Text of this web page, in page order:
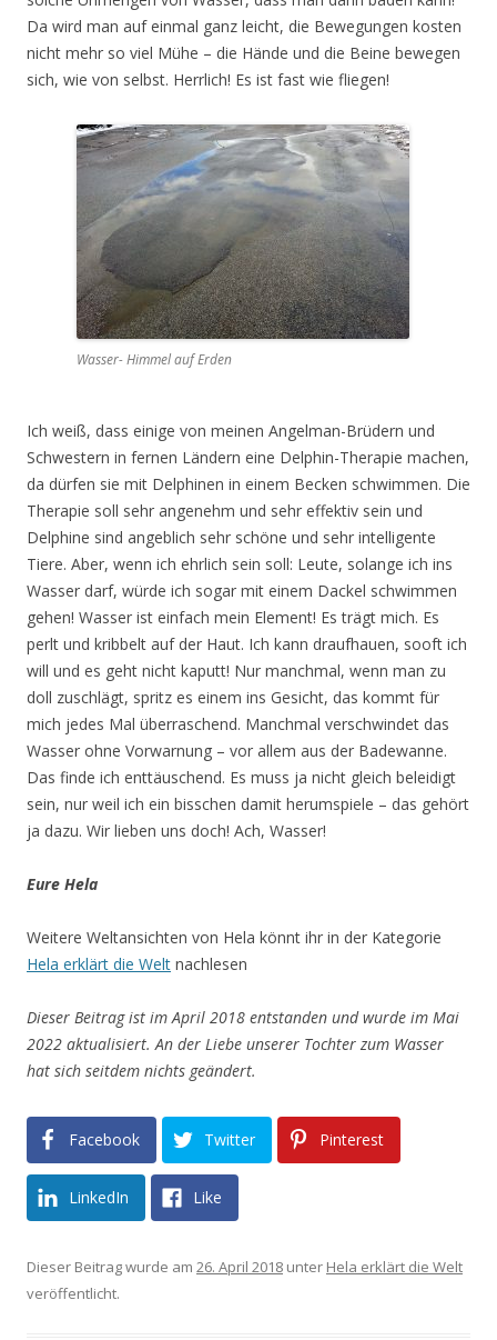
Da wird man auf einmal ganz leicht, die Bewegungen kosten
nicht mehr so viel Mühe – die Hände und die Beine bewegen
sich, wie von selbst. Herrlich! Es ist fast wie fliegen!
Wasser- Himmel auf Erden
Ich weiß, dass einige von meinen Angelman-Brüdern und
Schwestern in fernen Ländern eine Delphin-Therapie machen,
da dürfen sie mit Delphinen in einem Becken schwimmen. Die
Therapie soll sehr angenehm und sehr effektiv sein und
Delphine sind angeblich sehr schöne und sehr intelligente
Tiere. Aber, wenn ich ehrlich sein soll: Leute, solange ich ins
Wasser darf, würde ich sogar mit einem Dackel schwimmen
gehen! Wasser ist einfach mein Element! Es trägt mich. Es
perlt und kribbelt auf der Haut. Ich kann draufhauen, sooft ich
will und es geht nicht kaputt! Nur manchmal, wenn man zu
doll zuschlägt, spritz es einem ins Gesicht, das kommt für
mich jedes Mal überraschend. Manchmal verschwindet das
Wasser ohne Vorwarnung – vor allem aus der Badewanne.
Das finde ich enttäuschend. Es muss ja nicht gleich beleidigt
sein, nur weil ich ein bisschen damit herumspiele – das gehört
ja dazu. Wir lieben uns doch! Ach, Wasser!
Eure Hela
Weitere Weltansichten von Hela könnt ihr in der Kategorie
Hela erklärt die Welt nachlesen
Dieser Beitrag ist im April 2018 entstanden und wurde im Mai
2022 aktualisiert. An der Liebe unserer Tochter zum Wasser
hat sich seitdem nichts geändert.
Facebook Twitter Pinterest
LinkedIn Like
Dieser Beitrag wurde am 26. April 2018 unter Hela erklärt die Welt
veröffentlicht.